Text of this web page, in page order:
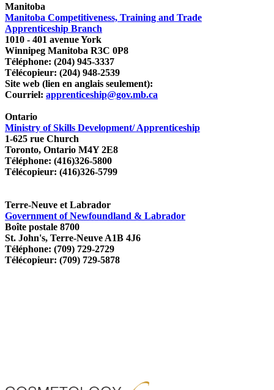
Manitoba
Manitoba Competitiveness, Training and Trade
Apprenticeship Branch
1010 - 401 avenue York
Winnipeg Manitoba R3C 0P8
Téléphone: (204) 945-3337
Télécopieur: (204) 948-2539
Site web (lien en anglais seulement):
Courriel: apprenticeship@gov.mb.ca
Ontario
Ministry of Skills Development/ Apprenticeship
1-625 rue Church
Toronto, Ontario M4Y 2E8
Téléphone: (416)326-5800
Télécopieur: (416)326-5799
Terre-Neuve et Labrador
Government of Newfoundland & Labrador
Boîte postale 8700
St. John's, Terre-Neuve A1B 4J6
Téléphone: (709) 729-2729
Télécopieur: (709) 729-5878